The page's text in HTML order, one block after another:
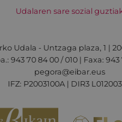
Udalaren sare sozial
Udala - Untzaga plaza, 1 |
943 70 84 00 / 010 | Faxa: 943
pegora@eibar.eus
IFZ: P2003100A | DIR3